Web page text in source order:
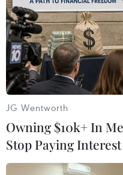
#Bão số 7 #Bão Washi
#Suy yếu
Theo dõi VietnamPlus
JG Wentworth
Owning $10k+ In
Stop Paying